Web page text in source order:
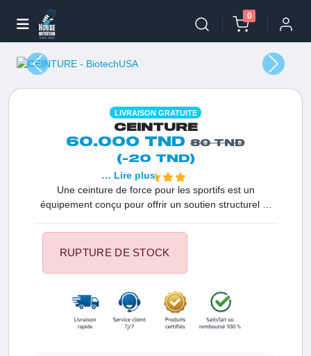
0
LIVRAISON GRATUITE
CEINTURE
60.000 TND 80 TND
(-20 TND)
Une ceinture de force pour les sportifs est un
équipement conçu pour offrir un soutien structurel et
colonne vertébrale pendant des activités physiques
intensives, notamment les exercices de levage de
sur le bas du dos, renforcer la posture et aider à
prévenir les blessures.
… Lire plus
RUPTURE DE STOCK